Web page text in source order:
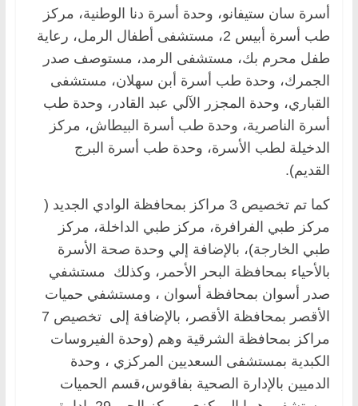
أسرة سان ستيفانو، وحدة أسرة دنا الوطنية، مركز
طب أسرة أبيس 2، مستشفى أطفال الرمل، رعاية
طفل محرم بك، مستشفى الرمد، مستوصف صدر
الجمرك، وحدة طب أسرة أبن سهلان، مستشفى
القباري، وحدة المجزر الآلي عبد القادر، وحدة طب
أسرة الناصرية، وحدة طب أسرة البيطاش، مركز
الدخيلة لطب الأسرة، وحدة طب أسرة البرج
القديم).
كما تم تخصيص 3 مراكز بمحافظة الوادي الجديد (
مركز طبي الفرافرة، مركز طبي الداخلة، مركز
طبي الخارجة)، بالإضافة إلي وحدة صحة الأسرة
بالأحياء بمحافظة البحر الأحمر، وكذلك مستشفي
صدر أسوان بمحافظة أسوان ، ومستشفي حميات
الأقصر بمحافظة الأقصر، بالإضافة إلى تخصيص 7
مراكز بمحافظة الشرقية وهم (وحدة الفيروسات
الكبدية بمستشفى السعديين المركزي ، وحدة
الدميين بالإدارة الصحية بفاقوس،قسم الحميات